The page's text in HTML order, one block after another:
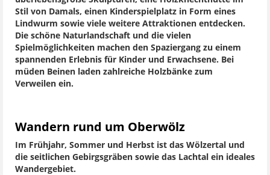
Stil von Damals, einen Kinderspielplatz in Form eines
Lindwurm sowie viele weitere Attraktionen entdecken.
Die schöne Naturlandschaft und die vielen
Spielmöglichkeiten machen den Spaziergang zu einem
spannenden Erlebnis für Kinder und Erwachsene. Bei
müden Beinen laden zahlreiche Holzbänke zum
Verweilen ein.
Wandern rund um Oberwölz
Im Frühjahr, Sommer und Herbst ist das Wölzertal und
die seitlichen Gebirgsgräben sowie das Lachtal ein ideales
Wandergebiet.